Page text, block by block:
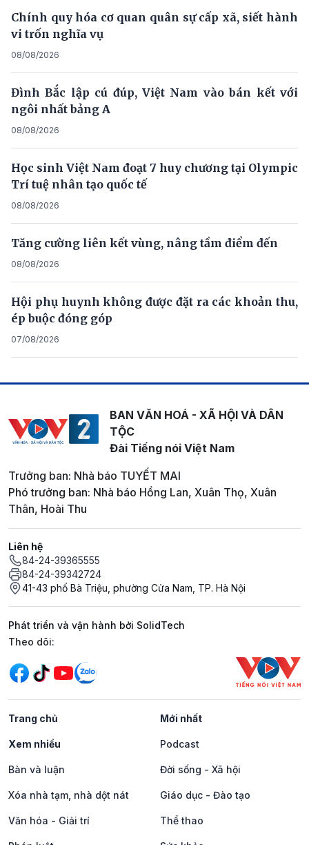
Chính quy hóa cơ quan quân sự cấp xã, siết hành
vi trốn nghĩa vụ
08/08/2026
Đình Bắc lập cú đúp, Việt Nam vào bán kết với
ngôi nhất bảng A
08/08/2026
Học sinh Việt Nam đoạt 7 huy chương tại Olympic
Trí tuệ nhân tạo quốc tế
08/08/2026
Tăng cường liên kết vùng, nâng tầm điểm đến
08/08/2026
Hội phụ huynh không được đặt ra các khoản thu,
ép buộc đóng góp
07/08/2026
BAN VĂN HOÁ - XÃ HỘI VÀ DÂN
TỘC
Đài Tiếng nói Việt Nam
Trưởng ban: Nhà báo TUYẾT MAI
Phó trưởng ban: Nhà báo Hồng Lan, Xuân Thọ, Xuân
Thân, Hoài Thu
Liên hệ
84-24-39365555
84-24-39342724
41-43 phố Bà Triệu, phường Cửa Nam, TP. Hà Nội
Phát triển và vận hành bởi SolidTech
Mạng xã hội
Theo dõi:
Trang chủ Mới nhất
Xem nhiều Podcast
Bàn và luận Đời sống - Xã hội
Xóa nhà tạm, nhà dột nát Giáo dục - Đào tạo
Văn hóa - Giải trí Thể thao